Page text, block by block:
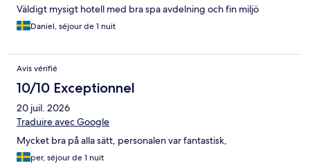
Väldigt mysigt hotell med bra spa avdelning och fin miljö
Daniel, séjour de 1 nuit
Avis vérifié
10/10 Exceptionnel
20 juil. 2026
Traduire avec Google
Mycket bra på alla sätt, personalen var fantastisk,
per, séjour de 1 nuit